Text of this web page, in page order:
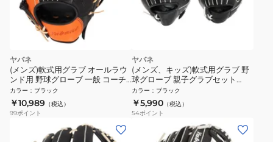
ヤバネ
(メンズ)軟式用グラブ オールラウ
ンド用 野球グローブ 一般 コーチ
グラブ YA2EGR03 274
カラー ： ブラック
￥10,989 （税込）
99ポイント
ヤバネ
(メンズ、キッズ)軟式用グラブ 野
球グローブ 親子グラブセット
YA2EGR02 90
カラー ： ブラック
￥5,990 （税込）
54ポイント